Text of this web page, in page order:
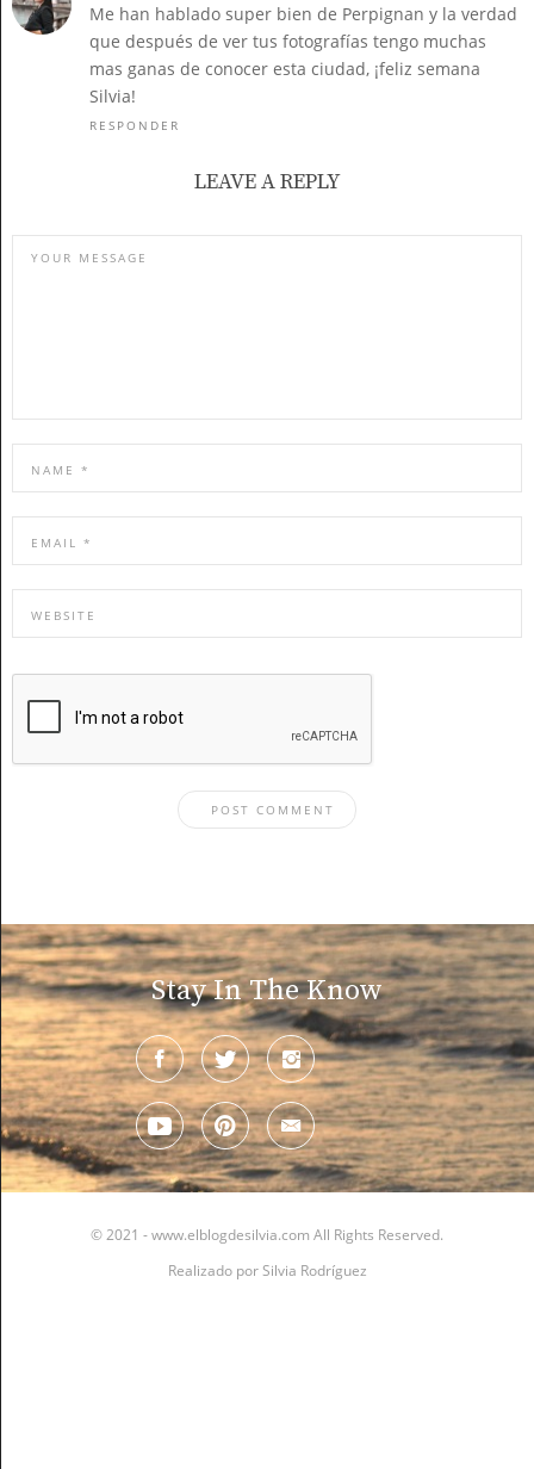
Me han hablado super bien de Perpignan y la verdad
que después de ver tus fotografías tengo muchas
mas ganas de conocer esta ciudad, ¡feliz semana
Silvia!
RESPONDER
LEAVE A REPLY
Stay In The Know
© 2021 - www.elblogdesilvia.com All Rights Reserved.
Realizado porSilvia Rodríguez